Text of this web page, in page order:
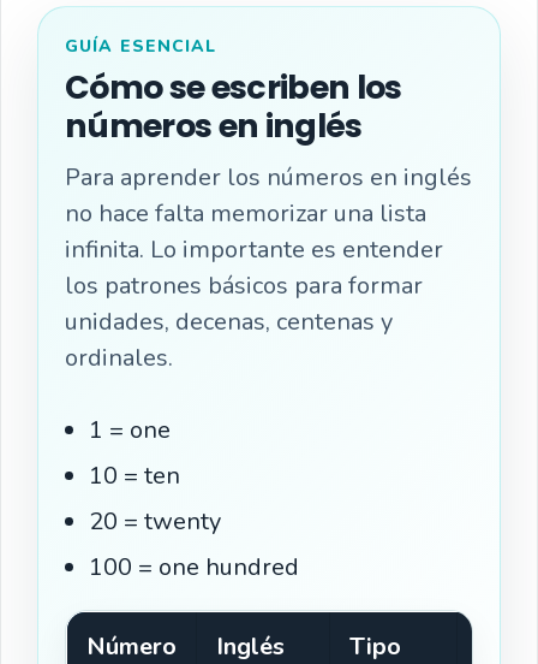
GUÍA ESENCIAL
Cómo se escriben los
números en inglés
Para aprender los números en inglés
no hace falta memorizar una lista
infinita. Lo importante es entender
los patrones básicos para formar
unidades, decenas, centenas y
ordinales.
1 = one
10 = ten
20 = twenty
100 = one hundred
Número Inglés Tipo